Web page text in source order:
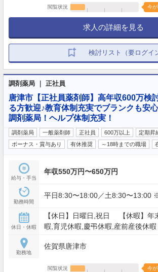
閲覧状況 今が
求人の詳細を見る
検討リスト（要ログイ
調剤薬局 ｜ 正社員
唐津市【正社員薬剤師】高年収600万検
る方歓迎♪教育体制充実でブランクも安
調剤薬局！ヘルプ体制充実！
調剤薬局 一般薬剤師 正社員 600万以上
定期昇
ボーナス・賞与あり
有休推奨 ～18時までの職場
給与・手当
年収550万円〜650万円
勤務時間
平日8:30〜18:00／土8:30〜13:00
休日・休暇
【休日】日曜日,祝日 【休暇】年
暇,育児休暇,慶弔休暇,産前産後休
勤務地
佐賀県唐津市
閲覧状況 今が